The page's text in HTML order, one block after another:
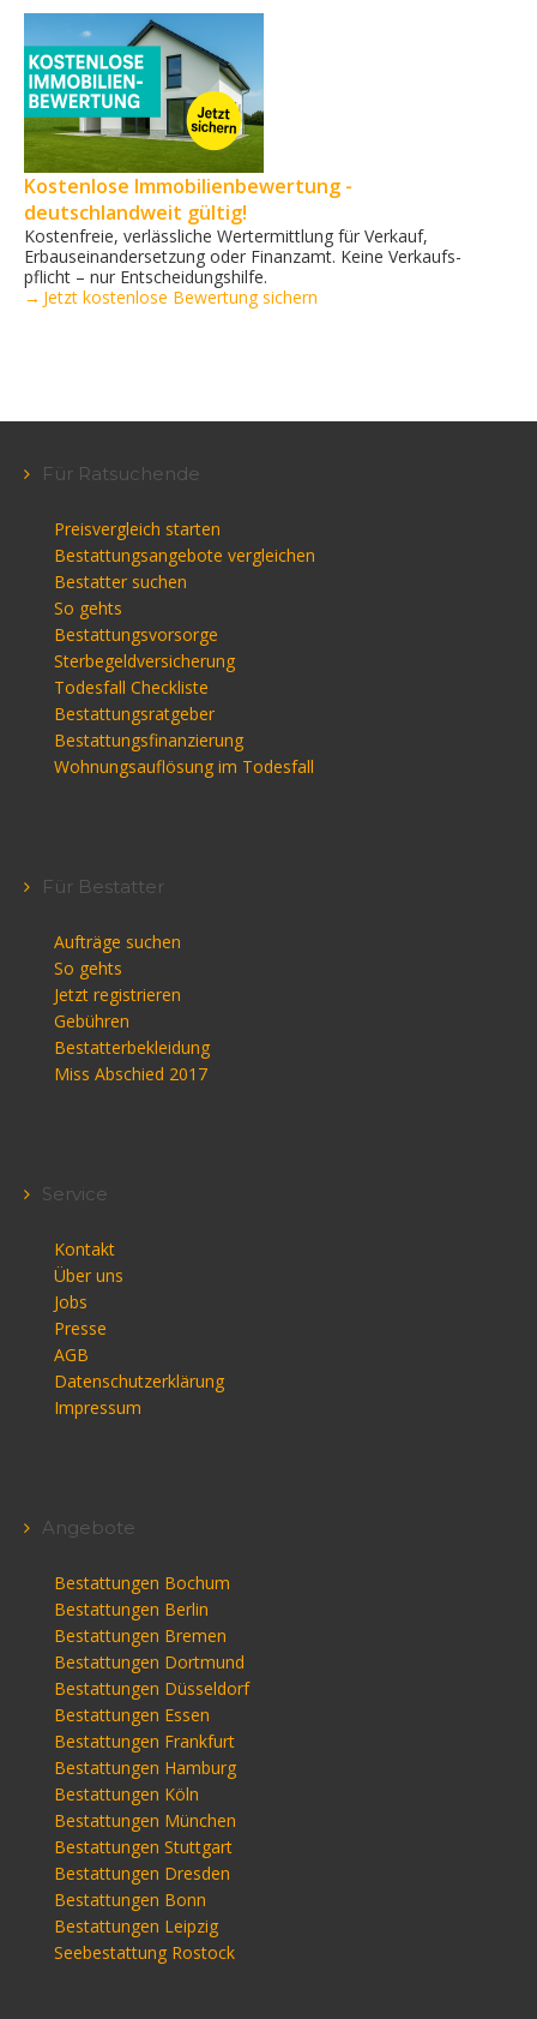
Kostenlose Immobilienbewertung -
deutschlandweit gültig!
Kostenfreie, verlässliche Wertermittlung für Verkauf,
Erbauseinandersetzung oder Finanzamt. Keine Verkaufs­
pflicht – nur Entscheidungshilfe.
→ Jetzt kostenlose Bewertung sichern
Für Ratsuchende
Preisvergleich starten
Bestattungsangebote vergleichen
Bestatter suchen
So gehts
Bestattungsvorsorge
Sterbegeldversicherung
Todesfall Checkliste
Bestattungsratgeber
Bestattungsfinanzierung
Wohnungsauflösung im Todesfall
Für Bestatter
Aufträge suchen
So gehts
Jetzt registrieren
Gebühren
Bestatterbekleidung
Miss Abschied 2017
Service
Kontakt
Über uns
Jobs
Presse
AGB
Datenschutzerklärung
Impressum
Angebote
Bestattungen Bochum
Bestattungen Berlin
Bestattungen Bremen
Bestattungen Dortmund
Bestattungen Düsseldorf
Bestattungen Essen
Bestattungen Frankfurt
Bestattungen Hamburg
Bestattungen Köln
Bestattungen München
Bestattungen Stuttgart
Bestattungen Dresden
Bestattungen Bonn
Bestattungen Leipzig
Seebestattung Rostock